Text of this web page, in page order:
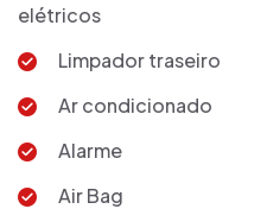
elétricos
Limpador traseiro
Ar condicionado
Alarme
Air Bag